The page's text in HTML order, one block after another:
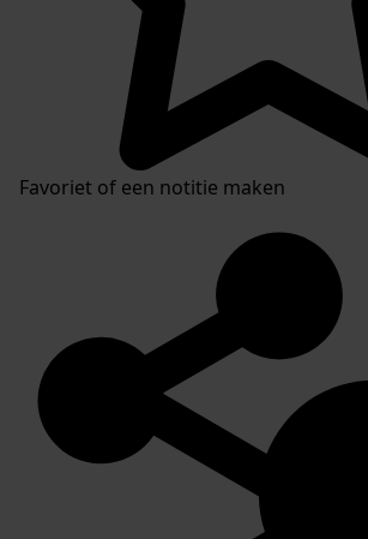
Favoriet of een notitie maken